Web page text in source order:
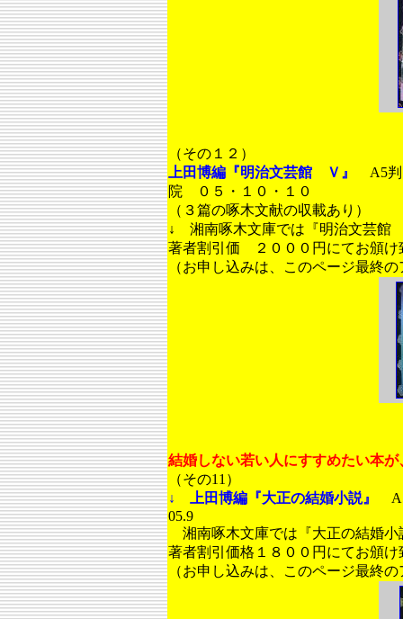
（その１２）
上田博編『明治文芸館 Ｖ』
A5
院 ０５・１０・１０
（３篇の啄木文献の収載あり）
↓ 湘南啄木文庫では『明治文芸
著者割引価 ２０００円にてお頒け
（お申し込みは、このページ最終
結婚しない若い人にすすめたい本
（その11）
↓ 上田博編『大正の結婚小説』
05.9
湘南啄木文庫では『大正の結婚
著者割引価格１８００円にてお頒
（お申し込みは、このページ最終